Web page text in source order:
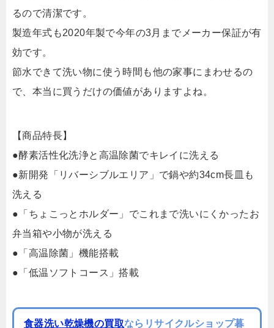
るので清潔です。
製造年式も2020年製で今年の3月までメーカー保証が有
効です。
節水できて洗い物に使う時間も他の家事にまわせるの
で、本当に買うだけの価値がありますよね。
【商品特長】
●酵素活性化洗浄と高温除菌でキレイに洗える
●新開発「リバーシブルエリア」で鍋や約34cm長皿も
洗える
●「ちょこっとホルダー」でこれまで洗いにくかったお
弁当箱や小物が洗える
●「高温除菌」機能搭載
●「低温ソフトコース」搭載
食器洗い乾燥機の買取ならリサイクルショップ暮